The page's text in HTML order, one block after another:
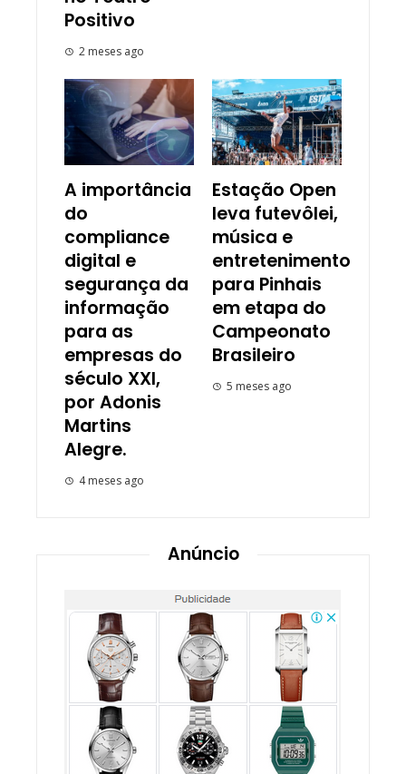
Positivo
2 meses ago
A importância
do
compliance
digital e
segurança da
informação
para as
empresas do
século XXI,
por Adonis
Martins
Alegre.
4 meses ago
Estação Open
leva futevôlei,
música e
entretenimento
para Pinhais
em etapa do
Campeonato
Brasileiro
5 meses ago
Anúncio